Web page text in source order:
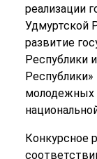
реализации
Удмуртской
развитие
Республики
молодежных
Конкурсное